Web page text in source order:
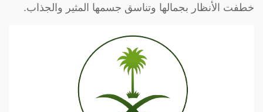
خطفت الأنظار بجمالها وتناسق جسمها المثير والجذاب.